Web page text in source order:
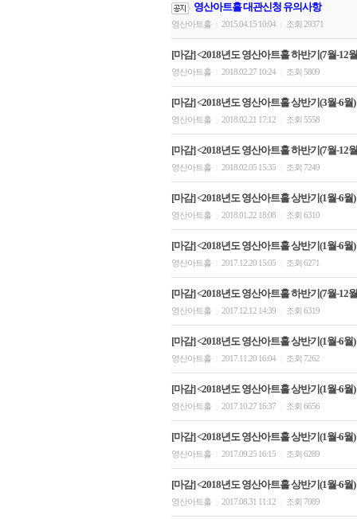
영산아트홀 대관신청 유의사항
영산아트홀 2015.04.15 10:04 조회 29371
[마감] <2018년도 영산아트홀 하반기(7월-12
영산아트홀 2018.02.27 10:24 조회 5809
[마감] <2018년도 영산아트홀 상반기(3월-6월
영산아트홀 2018.02.21 17:12 조회 5558
[마감] <2018년도 영산아트홀 하반기(7월-12
영산아트홀 2018.02.05 15:35 조회 7249
[마감] <2018년도 영산아트홀 상반기(1월-6월
영산아트홀 2018.01.22 18:08 조회 6310
[마감] <2018년도 영산아트홀 상반기(1월-6월
영산아트홀 2017.12.20 15:05 조회 6271
[마감] <2018년도 영산아트홀 하반기(7월-12
영산아트홀 2017.12.12 14:39 조회 6319
[마감] <2018년도 영산아트홀 상반기(1월-6월
영산아트홀 2017.11.20 16:04 조회 7262
[마감] <2018년도 영산아트홀 상반기(1월-6월
영산아트홀 2017.10.27 16:37 조회 6656
[마감] <2018년도 영산아트홀 상반기(1월-6월
영산아트홀 2017.09.25 16:15 조회 6289
[마감] <2018년도 영산아트홀 상반기(1월-6월
영산아트홀 2017.08.31 11:12 조회 7089